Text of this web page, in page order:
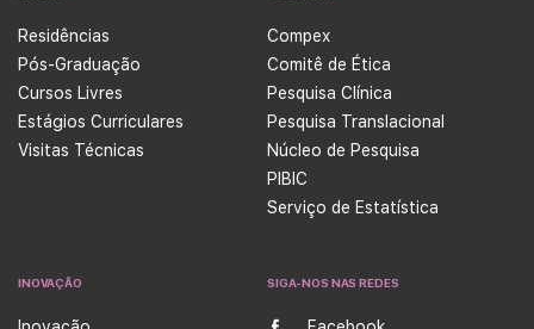
Residências
Pós-Graduação
Cursos Livres
Estágios Curriculares
Visitas Técnicas
Compex
Comitê de Ética
Pesquisa Clínica
Pesquisa Translacional
Núcleo de Pesquisa
PIBIC
Serviço de Estatística
INOVAÇÃO SIGA-NOS NAS REDES